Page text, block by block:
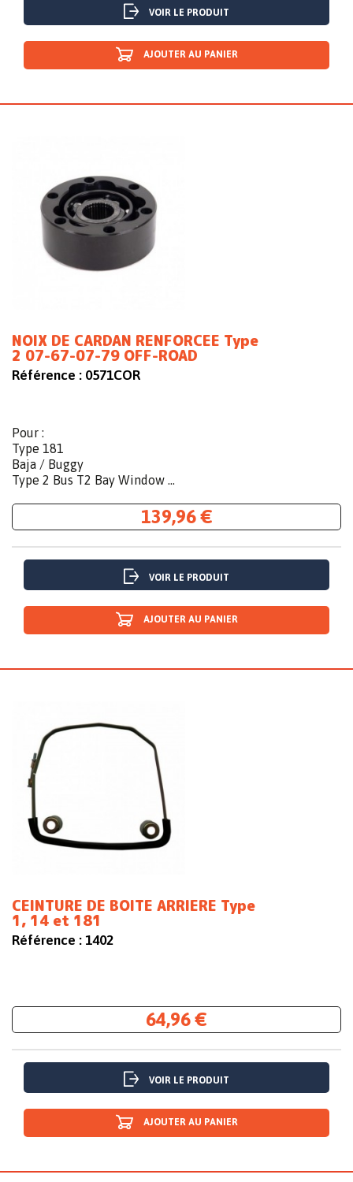
VOIR LE PRODUIT
AJOUTER AU PANIER
NOIX DE CARDAN RENFORCEE Type
2 07-67-07-79 OFF-ROAD
Référence : 0571COR
Pour :
Type 181
Baja / Buggy
Type 2 Bus T2 Bay Window ...
139,96 €
VOIR LE PRODUIT
AJOUTER AU PANIER
CEINTURE DE BOITE ARRIERE Type
1, 14 et 181
Référence : 1402
64,96 €
VOIR LE PRODUIT
AJOUTER AU PANIER